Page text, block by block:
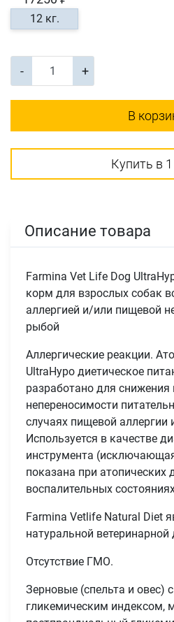
12 кг.
- +
В
Купить в
Описание товара
Farmina Vet Life Dog
корм для взрослых собак
аллергией и/или пищевой
рыбой
Аллергические реакции.
UltraHypo диетическое
разработано для
непереносимости
случаях пищевой аллергии
Используется в качестве
инструмента
показана при атопических
воспалительных
Farmina Vetlife Natural Diet
натуральной ветеринарной
Отсутствие ГМО.
Зерновые (спельта и овес)
гликемическим индексом,